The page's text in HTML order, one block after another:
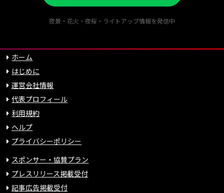
夜景・花火・夜桜・ライトアップ情報を発信中
ホーム
はじめに
運営会社情報
代表プロフィール
利用規約
ヘルプ
プライバシーポリシー
スポンサー・協賛プラン
プレスリリース掲載受付
記事広告掲載受付